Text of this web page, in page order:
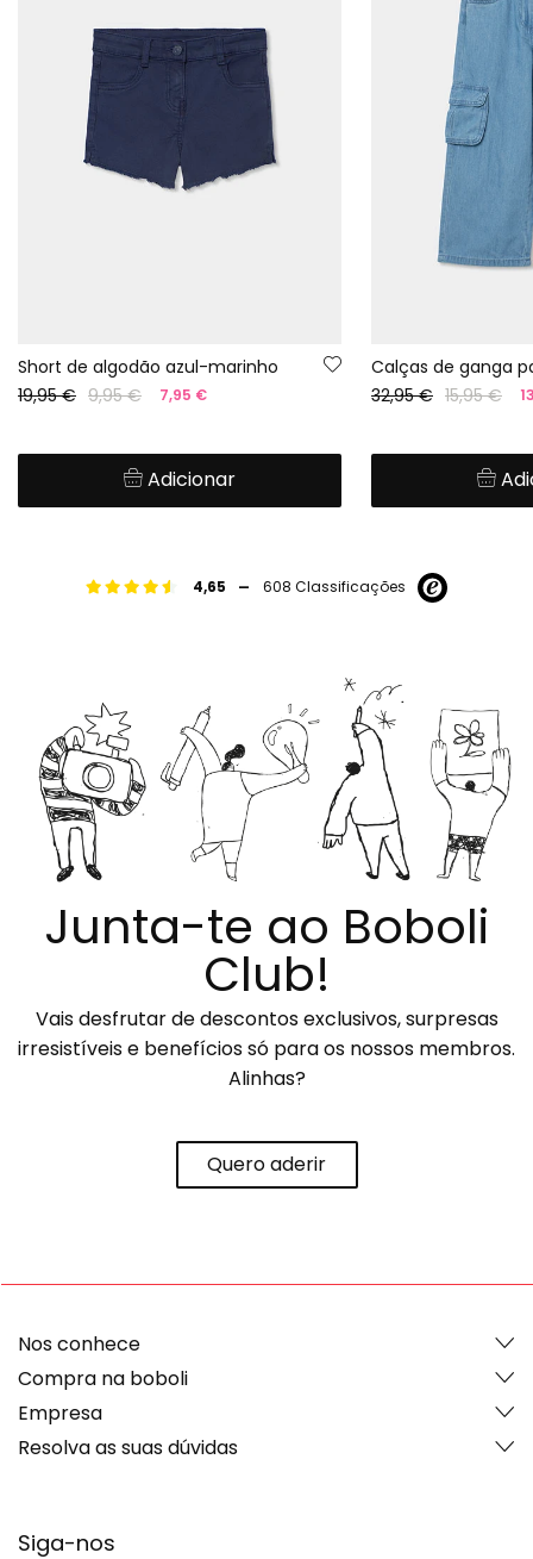
Short de algodão azul-marinho
19,95 € 9,95 € 7,95 €
Adicionar
32,95 € 15,95 €
4,65 - 608 Classificações
Junta-te ao Boboli
Club!
Vais desfrutar de descontos exclusivos, surpresas
irresistíveis e benefícios só para os nossos membros.
Alinhas?
Quero aderir
Siga-nos
Nos conhece
Compra na boboli
Empresa
Resolva as suas dúvidas